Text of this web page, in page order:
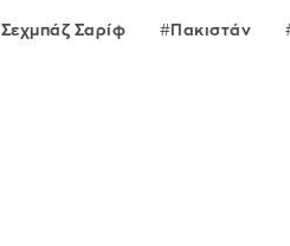
Σεχμπάζ Σαρίφ Πακιστάν